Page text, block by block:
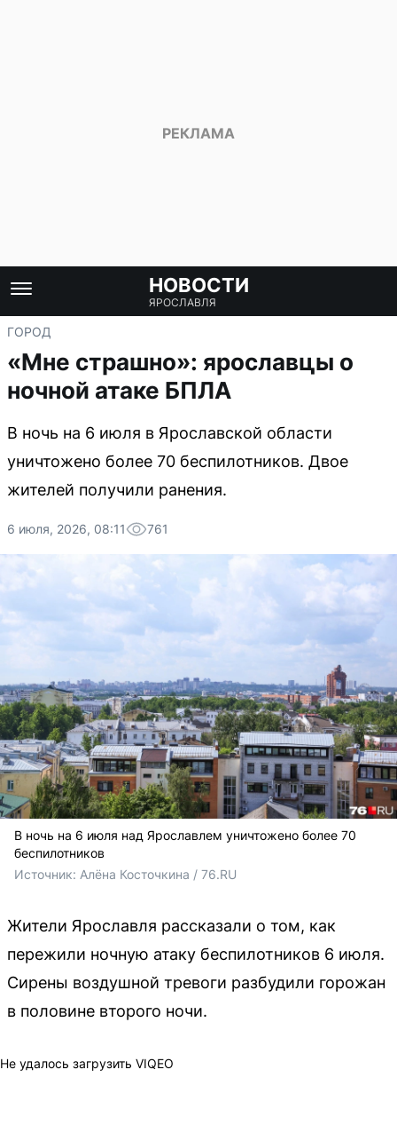
НОВОСТИ
ЯРОСЛАВЛЯ
ГОРОД
«Мне страшно»: ярославцы о
ночной атаке БПЛА
В ночь на 6 июля в Ярославской области
уничтожено более 70 беспилотников. Двое
жителей получили ранения.
6 июля, 2026, 08:11 761
В ночь на 6 июля над Ярославлем уничтожено более 70
беспилотников
Источник: Алёна Косточкина / 76.RU
Жители Ярославля рассказали о том, как
пережили ночную атаку беспилотников 6 июля.
Сирены воздушной тревоги разбудили горожан
в половине второго ночи.
Не удалось загрузить VIQEO